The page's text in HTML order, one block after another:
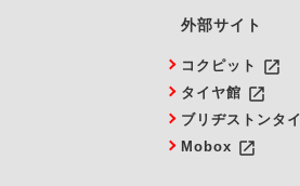
外部サイト
コクピット launch
タイヤ館 launch
ブリヂストンタ
Mobox launch